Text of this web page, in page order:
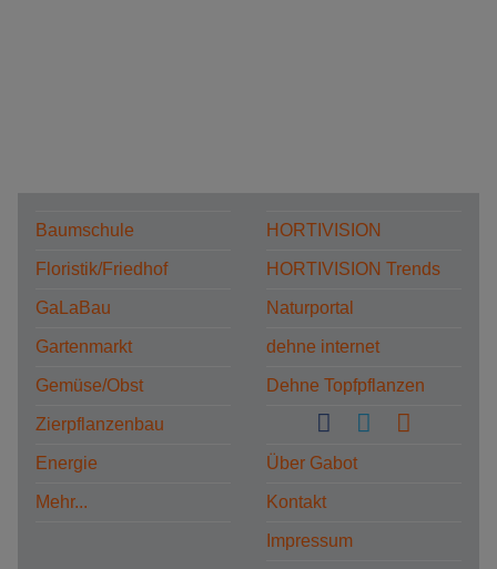
Baumschule
Floristik/Friedhof
GaLaBau
Gartenmarkt
Gemüse/Obst
Zierpflanzenbau
Energie
Mehr...
HORTIVISION
HORTIVISION Trends
Naturportal
dehne internet
Dehne Topfpflanzen
Über Gabot
Kontakt
Impressum